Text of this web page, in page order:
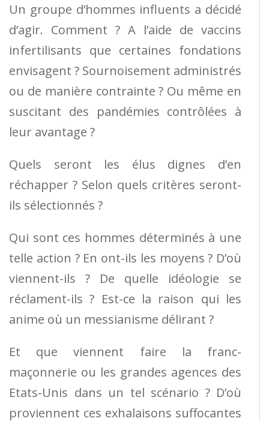
Un groupe d’hommes influents a décidé
d’agir. Comment ? A l’aide de vaccins
infertilisants que certaines fondations
envisagent ? Sournoisement administrés
ou de manière contrainte ? Ou même en
suscitant des pandémies contrôlées à
leur avantage ?
Quels seront les élus dignes d’en
réchapper ? Selon quels critères seront-
ils sélectionnés ?
Qui sont ces hommes déterminés à une
telle action ? En ont-ils les moyens ? D’où
viennent-ils ? De quelle idéologie se
réclament-ils ? Est-ce la raison qui les
anime où un messianisme délirant ?
Et que viennent faire la franc-
maçonnerie ou les grandes agences des
Etats-Unis dans un tel scénario ? D’où
proviennent ces exhalaisons suffocantes